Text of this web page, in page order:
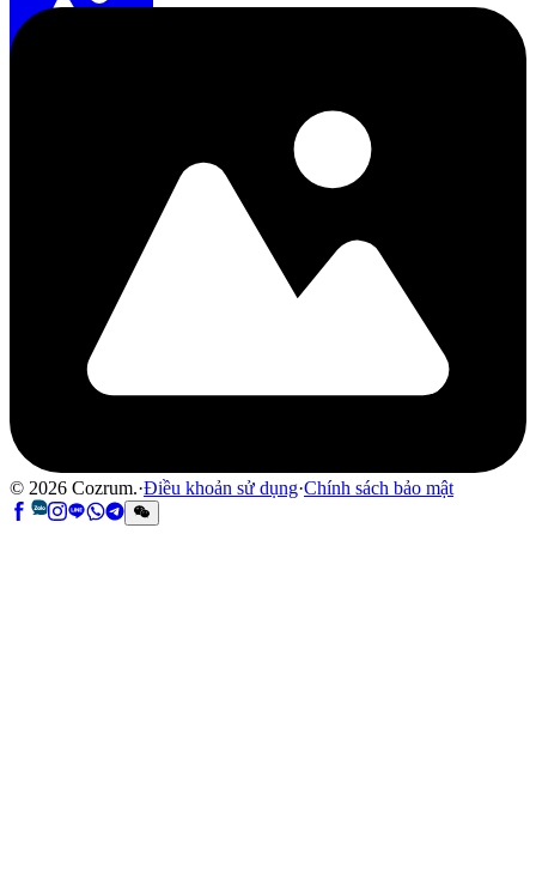
© 2026 Cozrum.·Điều khoản sử dụng·Chính sách bảo mật